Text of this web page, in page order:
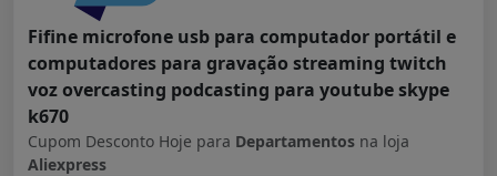
Fifine microfone usb para computador portátil e
computadores para gravação streaming twitch
voz overcasting podcasting para youtube skype
k670
Cupom Desconto Hoje para Departamentos na loja
Aliexpress